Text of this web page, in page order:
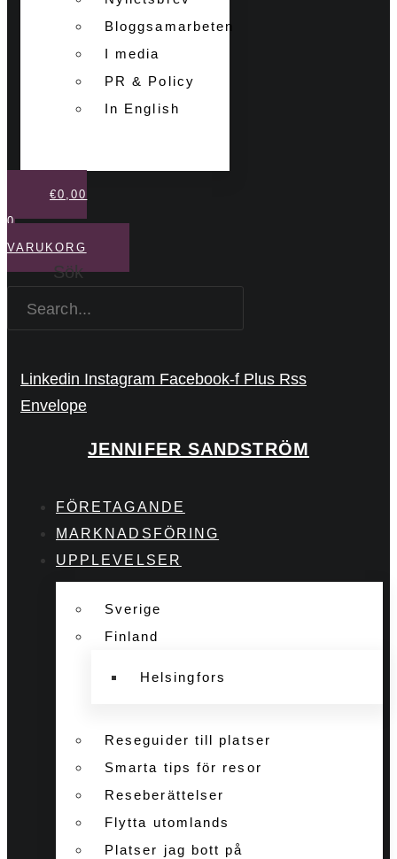
Bloggsamarbeten
I media
PR & Policy
In English
€0,00
0
VARUKORG
Sök
Linkedin Instagram Facebook-f Plus Rss
Envelope
JENNIFER SANDSTRÖM
FÖRETAGANDE
MARKNADSFÖRING
UPPLEVELSER
Sverige
Finland
Helsingfors
Reseguider till platser
Smarta tips för resor
Reseberättelser
Flytta utomlands
Platser jag bott på